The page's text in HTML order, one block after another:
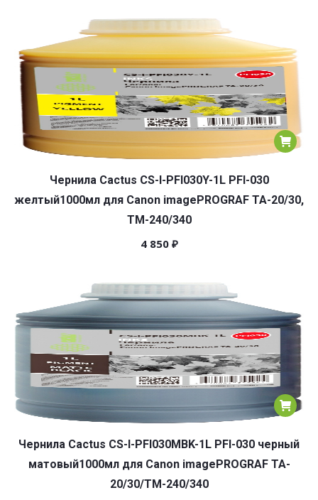
Чернила Cactus CS-I-PFI030Y-1L PFI-030
желтый1000мл для Canon imagePROGRAF TA-20/30,
TM-240/340
4 850 ₽
Чернила Cactus CS-I-PFI030MBK-1L PFI-030 черный
матовый1000мл для Canon imagePROGRAF TA-
20/30/TM-240/340